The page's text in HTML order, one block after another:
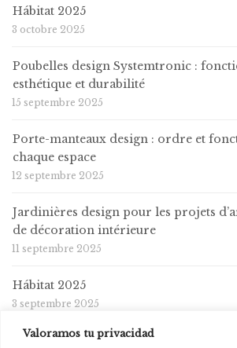
Valoramos tu privacidad
Hábitat 2025
3 octobre 2025
Poubelles design Systemtronic :
esthétique et durabilité
15 septembre 2025
Porte-manteaux design : ordre et
chaque espace
12 septembre 2025
Jardinières design pour les projets
de décoration intérieure
11 septembre 2025
Hábitat 2025
3 septembre 2025